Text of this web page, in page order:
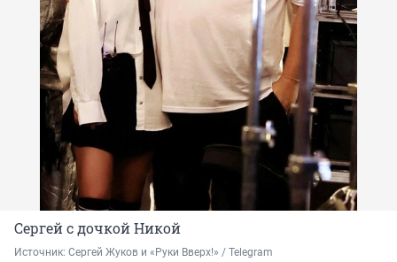
Сергей с дочкой Никой
Источник: Сергей Жуков и «Руки Вверх!» / Telegram